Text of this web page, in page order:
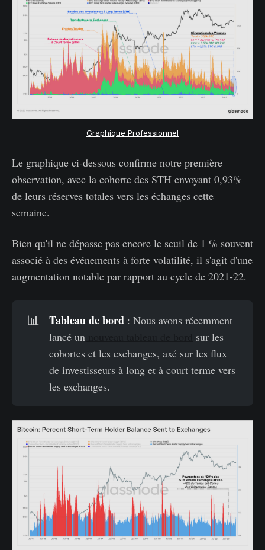
Graphique Professionnel
Le graphique ci-dessous confirme notre première
observation, avec la cohorte des STH envoyant 0,93%
de leurs réserves totales vers les échanges cette
semaine.
Bien qu'il ne dépasse pas encore le seuil de 1 % souvent
associé à des événements à forte volatilité, il s'agit d'une
augmentation notable par rapport au cycle de 2021-22.
📊 Tableau de bord : Nous avons récemment
lancé un
sur les
cohortes et les exchanges, axé sur les flux
de investisseurs à long et à court terme vers
les exchanges.